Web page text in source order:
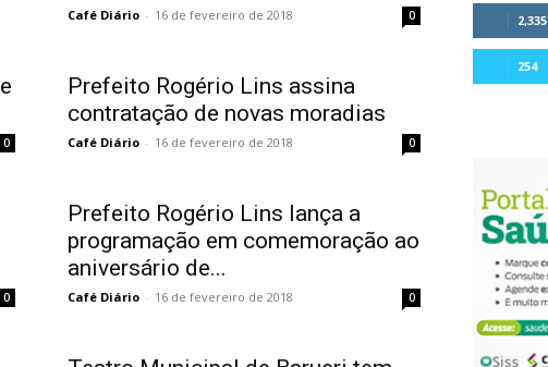
Café Diário - 16 de fevereiro de 2018 0
0
Prefeito Rogério Lins assina
contratação de novas moradias
Café Diário - 16 de fevereiro de 2018 0
0
Prefeito Rogério Lins lança a
programação em comemoração ao
aniversário de...
Café Diário - 16 de fevereiro de 2018 0
2,335
254